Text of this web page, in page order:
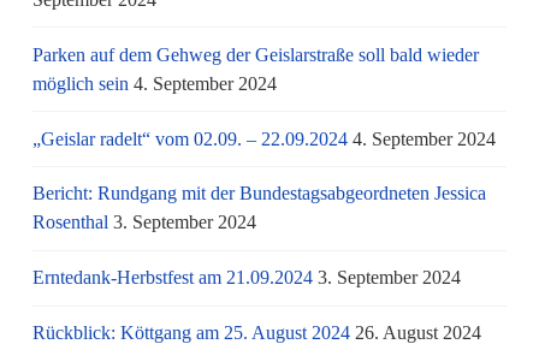
Parken auf dem Gehweg der Geislarstraße soll bald wieder
möglich sein 4. September 2024
„Geislar radelt“ vom 02.09. – 22.09.2024 4. September 2024
Bericht: Rundgang mit der Bundestagsabgeordneten Jessica
Rosenthal 3. September 2024
Erntedank-Herbstfest am 21.09.2024 3. September 2024
Rückblick: Köttgang am 25. August 2024 26. August 2024